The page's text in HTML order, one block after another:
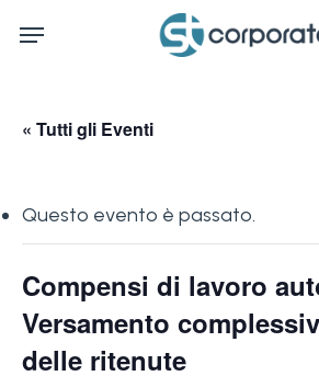
Menu
« Tutti gli Eventi
Questo evento è passato.
Compensi di lavoro
Versamento
delle ritenute